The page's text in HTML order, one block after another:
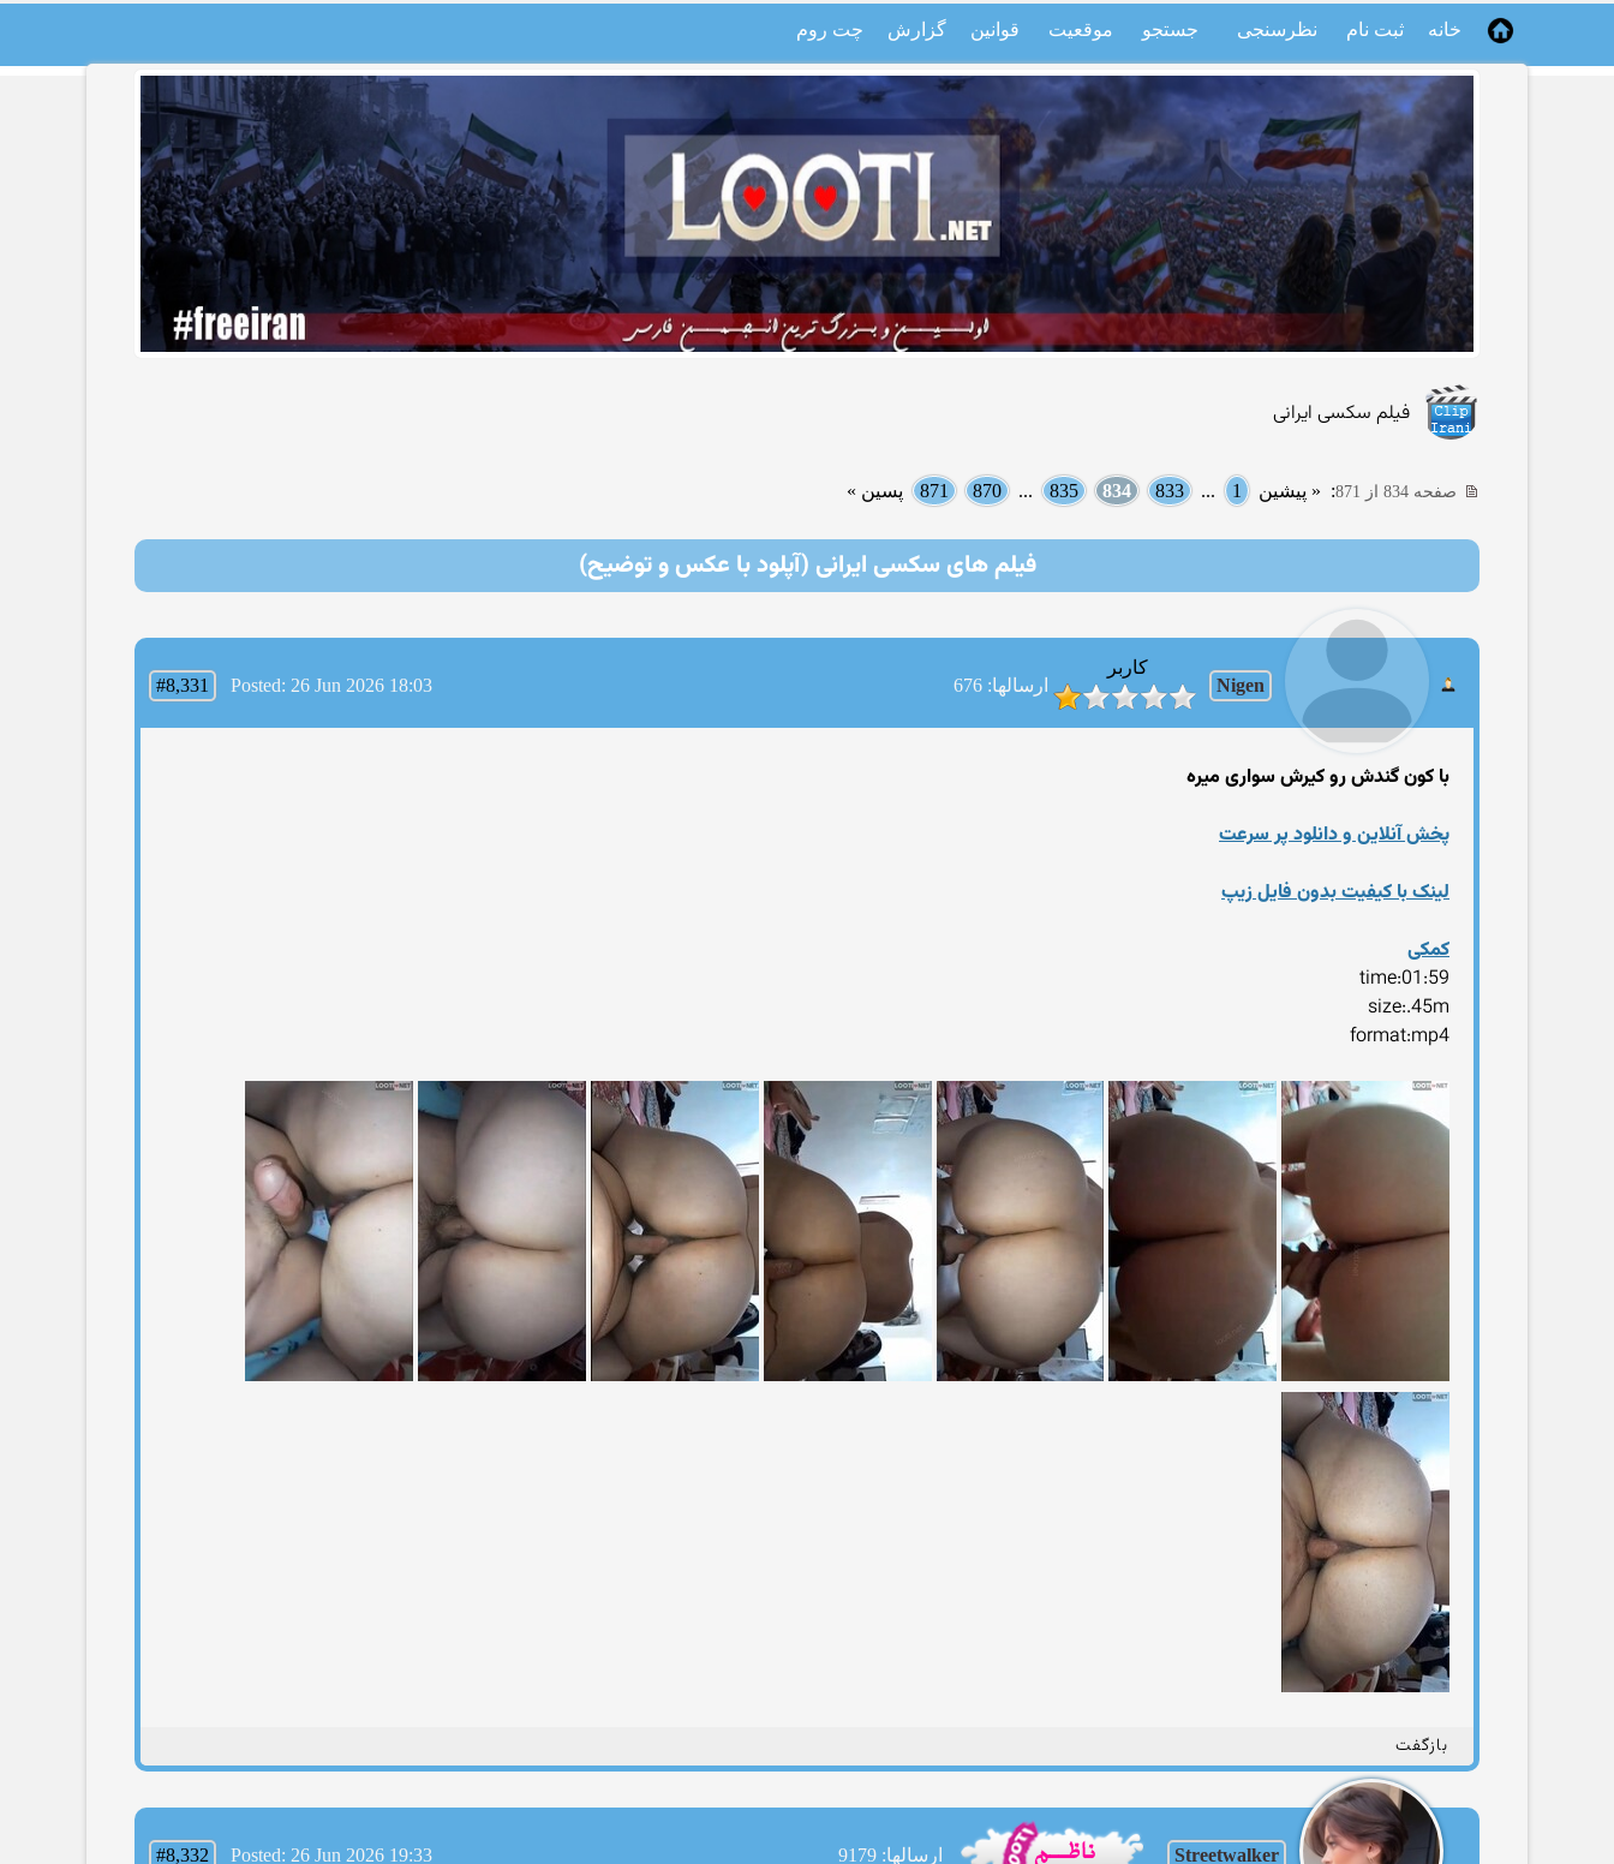
خانه ثبت نام نظرسنجی جستجو موقعیت قوانین گزارش چت روم
فیلم سکسی ایرانی
صفحه 834 از 871 : « پیشین 1
...
833
834
835
...
870
871 پسین »
فیلم های سکسی ایرانی (آپلود با عکس و توضیح)
Nigen
کاربر
ارسالها: 676
#8,331 Posted: 26 Jun 2026 18:03
با کون گندش رو کیرش سواری میره
پخش آنلاین و دانلود پر سرعت
لینک با کیفیت بدون فایل زیپ
کمکی
time:01:59
size:.45m
format:mp4
بازگفت
Streetwalker ارسالها: 9179 #8,332 Posted: 26 Jun 2026 19:33